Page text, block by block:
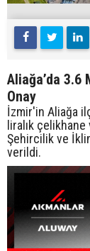
Aliağa’da 3.6
Onay
İzmir'in Aliağa
liralık çelikhane
Şehircilik ve
verildi.